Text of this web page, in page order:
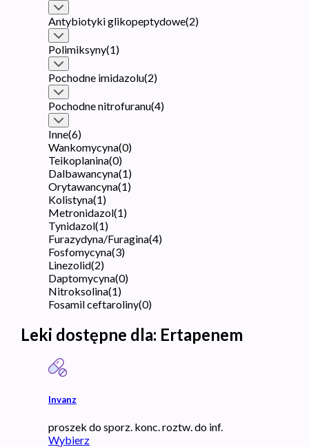
Antybiotyki glikopeptydowe(2)
Polimiksyny(1)
Pochodne imidazolu(2)
Pochodne nitrofuranu(4)
Inne(6)
Wankomycyna(0)
Teikoplanina(0)
Dalbawancyna(1)
Orytawancyna(1)
Kolistyna(1)
Metronidazol(1)
Tynidazol(1)
Furazydyna/Furagina(4)
Fosfomycyna(3)
Linezolid(2)
Daptomycyna(0)
Nitroksolina(1)
Fosamil ceftaroliny(0)
Leki dostępne dla: Ertapenem
Invanz
proszek do sporz. konc. roztw. do inf.
Wybierz